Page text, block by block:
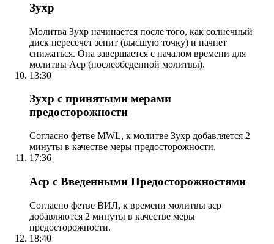
Зухр
Молитва Зухр начинается после того, как солнечный
диск пересечет зенит (высшую точку) и начнет
снижаться. Она завершается с началом времени для
молитвы Аср (послеобеденной молитвы).
13:30
Зухр с принятыми мерами
предосторожности
Согласно фетве MWL, к молитве Зухр добавляется 2
минуты в качестве меры предосторожности.
17:36
Аср с Введенными Предосторожностями
Согласно фетве ВИЛ, к времени молитвы аср
добавляются 2 минуты в качестве меры
предосторожности.
18:40